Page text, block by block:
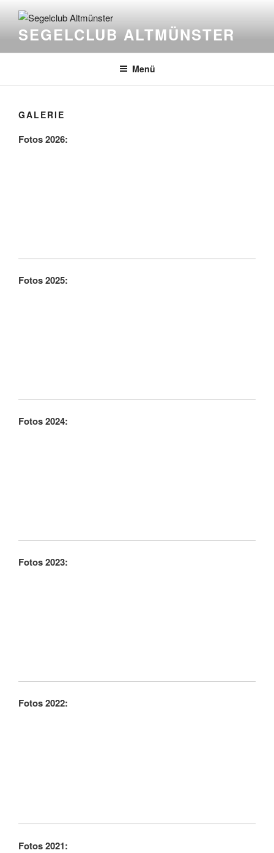
Inhalt
springenSEGELCLUB ALTMÜNSTER
Menü
GALERIE
Fotos 2026:
Fotos 2025:
Fotos 2024:
Fotos 2023:
Fotos 2022:
Fotos 2021: